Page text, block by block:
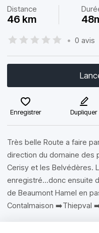
Distance
46 km
• 0 avis
Enregistrer Dupliquer
Très belle Route a faire
direction du domaine des
Cerisy et les Belvédères.
enregistré...donc ensuite
de Beaumont Hamel en
Contalmaison ➡️Thiepval